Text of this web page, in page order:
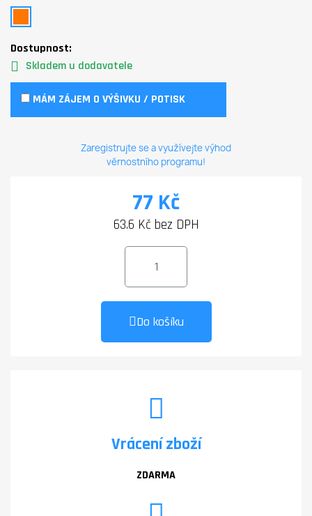
Dostupnost:
Skladem u dodavatele
MÁM ZÁJEM O VÝŠIVKU / POTISK
Zaregistrujte se a využívejte výhod
věrnostního programu!
77 Kč
63.6 Kč bez DPH
Do košíku
Vrácení zboží
ZDARMA